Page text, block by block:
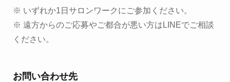
※ いずれか1日サロンワークにご参加ください。
※ 遠方からのご応募やご都合が悪い方はLINEでご相談
ください。
お問い合わせ先